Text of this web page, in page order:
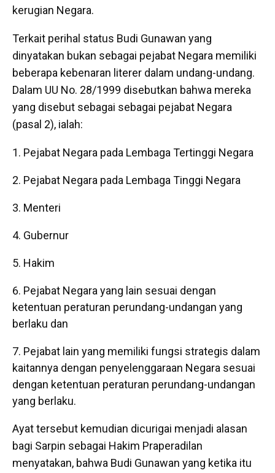
kerugian Negara.
Terkait perihal status Budi Gunawan yang
dinyatakan bukan sebagai pejabat Negara memiliki
beberapa kebenaran literer dalam undang-undang.
Dalam UU No. 28/1999 disebutkan bahwa mereka
yang disebut sebagai sebagai pejabat Negara
(pasal 2), ialah:
Pejabat Negara pada Lembaga Tertinggi Negara
Pejabat Negara pada Lembaga Tinggi Negara
Menteri
Gubernur
Hakim
Pejabat Negara yang lain sesuai dengan
ketentuan peraturan perundang-undangan yang
berlaku dan
Pejabat lain yang memiliki fungsi strategis dalam
kaitannya dengan penyelenggaraan Negara sesuai
dengan ketentuan peraturan perundang-undangan
yang berlaku.
Ayat tersebut kemudian dicurigai menjadi alasan
bagi Sarpin sebagai Hakim Praperadilan
menyatakan, bahwa Budi Gunawan yang ketika itu